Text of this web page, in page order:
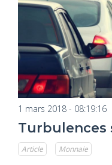
1 mars 2018 - 08:19:16
Turbulences
Article Monnaie